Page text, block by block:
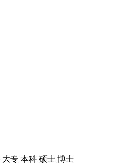
大专 本科 硕士 博士